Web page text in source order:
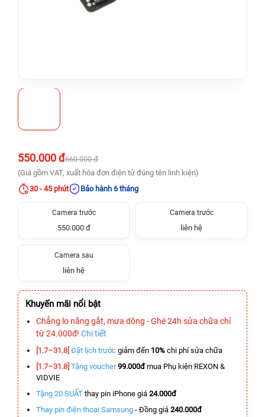
550.000 đ660.000 đ
(Giá gồm VAT, xuất hóa đơn điện tử đúng tên linh kiện)
30 - 45 phút
Bảo hành 6 tháng
Camera trước
550.000 đ
Camera trước
liên hệ
Camera sau
liên hệ
Khuyến mãi nổi bật
Chẳng lo nắng gắt, mưa dông - Ghé 24h sửa chữa chỉ
từ 24.000đ! Chi tiết
[1.7–31.8] Đặt lịch trước giảm đến 10% chi phí sửa chữa
[1.7–31.8] Tặng voucher 99.000đmua Phụ kiện REXON &
VIDVIE
Tặng 20 SUẤT thay pin iPhone giá 24.000đ
Thay pin điện thoại Samsung - Đồng giá 240.000đ